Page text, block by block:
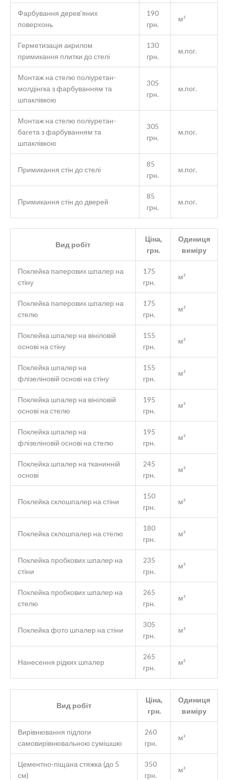
Фарбування дерев’яних
поверхонь
190
грн.
м²
Герметизація акрилом
примикання плитки до стелі
130
грн.
м.пог.
Монтаж на стелю поліуретан-
молдінгка з фарбуванням та
шпаклівкою
305
грн.
м.пог.
Монтаж на стелю поліуретан-
багета з фарбуванням та
шпаклівкою
305
грн.
м.пог.
Примикання стін до стелі
85
грн.
м.пог.
Примикання стін до дверей
85
грн.
м.пог.
Вид робіт
Ціна,
грн.
Одиниця
виміру
Поклейка паперових шпалер на
стіну
175
грн.
м²
Поклейка паперових шпалер на
стелю
175
грн.
м²
Поклейка шпалер на вініловій
основі на стіну
155
грн.
м²
Поклейка шпалер на
флізеліновій основі на стіну
155
грн.
м²
Поклейка шпалер на вініловій
основі на стелю
195
грн.
м²
Поклейка шпалер на
флізеліновій основі на стелю
195
грн.
м²
Поклейка шпалер на тканинній
основі
245
грн.
м²
Поклейка склошпалер на стіни
150
грн.
м²
Поклейка склошпалер на стелю
180
грн.
м²
Поклейка пробкових шпалер на
стіни
235
грн.
м²
Поклейка пробкових шпалер на
стелю
265
грн.
м²
Поклейка фото шпалер на стіни
305
грн.
м²
Нанесення рідких шпалер
265
грн.
м²
Вид робіт
Ціна,
грн.
Одиниця
виміру
Вирівнювання підлоги
самовирівнювальною сумішшю
260
грн.
м²
Цементно-піщана стяжка (до 5
см)
350
грн.
м²